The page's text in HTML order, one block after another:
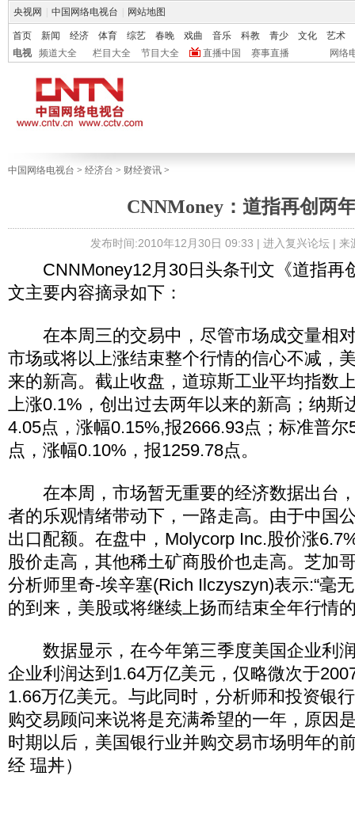
央视网 中国网络电视台 网站地图
首页 新闻 经济 体育 综艺 春晚 戏曲 音乐 科教 青少 文化
艺术
电视
频道大全 栏目大全 节目大全 直播中国 赛事直播 网络
中国网络电视台 > 经济台 > 财经资讯 >
CNNMoney：道指再创两
发布时间:2010年12月30日 09:33 | 进入复兴论坛 | 来
CNNMoney12月30日头条刊文《道指再
文主要内容摘录如下：
在本周三的交易中，尽管市场成交量相
市场或将以上涨结束整个行情的信心不减，
来的新高。截止收盘，道琼斯工业平均指数
上涨0.1%，创出过去两年以来的新高；纳斯
4.05点，涨幅0.15%,报2666.93点；标准普尔
点，涨幅0.10%，报1259.78点。
在本周，市场暂无重要的经济数据出台
者的乐观情绪带动下，一路走高。由于中国
出口配额。在盘中，Molycorp Inc.股价涨
股价走高，其他稀土矿商股价也走高。芝加
分析师里奇-埃辛塞(Rich Ilczyszyn)表示:“毫
的到来，美股或将继续上扬而结束全年行情
数据显示，在今年第三季度美国企业利
企业利润达到1.64万亿美元，仅略微次于
1.66万亿美元。与此同时，分析师和投资银
购交易顾问来说将是充满希望的一年，原因
时期以后，美国银行业并购交易市场明年的
经 瑥丼）